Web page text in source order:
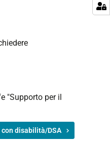
"Supporto per il
disabilità/DSA